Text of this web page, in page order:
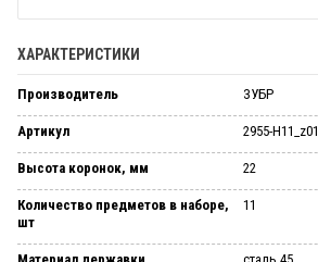
ХАРАКТЕРИСТИКИ
Производитель ЗУБР
Артикул 2955-H11_z01
Высота коронок, мм 22
Количество предметов в наборе,
шт
11